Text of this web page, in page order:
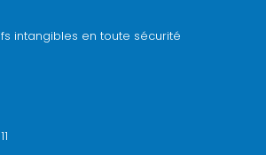
intangibles en toute sécurité